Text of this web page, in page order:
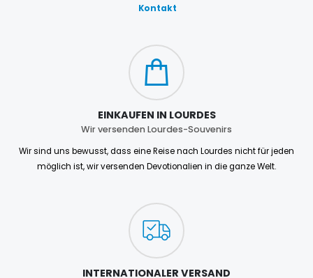
Kontakt
EINKAUFEN IN LOURDES
Wir versenden Lourdes-Souvenirs
Wir sind uns bewusst, dass eine Reise nach Lourdes nicht für jeden
möglich ist, wir versenden Devotionalien in die ganze Welt.
INTERNATIONALER VERSAND